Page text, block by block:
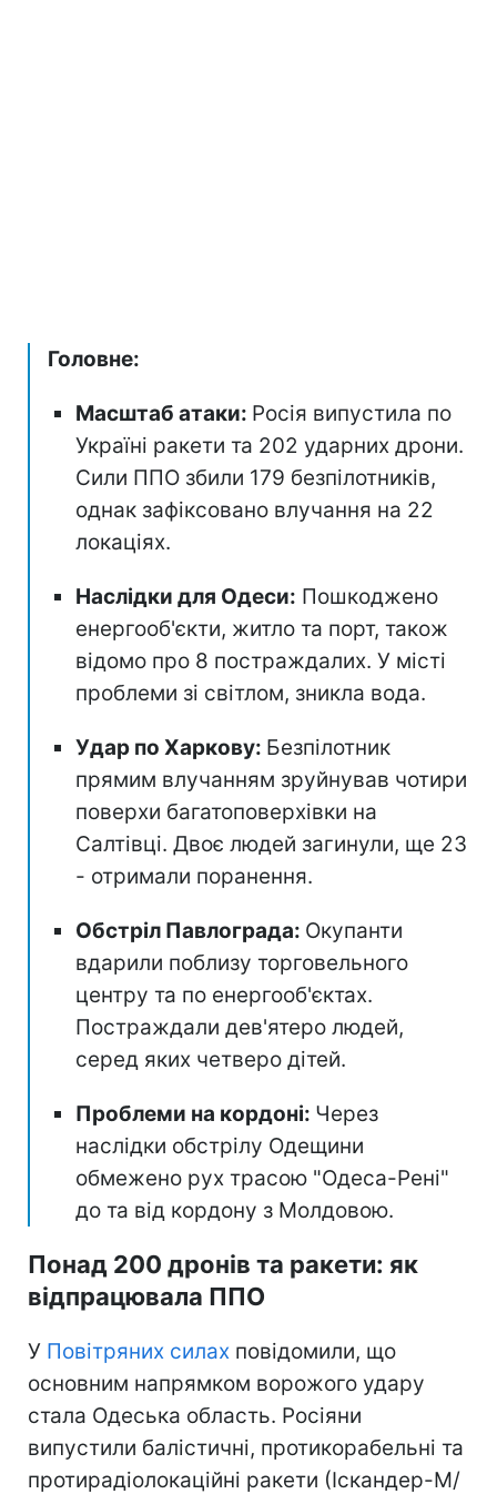
Головне:
Масштаб атаки: Росія випустила по
Україні ракети та 202 ударних дрони.
Сили ППО збили 179 безпілотників,
однак зафіксовано влучання на 22
локаціях.
Наслідки для Одеси: Пошкоджено
енергооб'єкти, житло та порт, також
відомо про 8 постраждалих. У місті
проблеми зі світлом, зникла вода.
Удар по Харкову: Безпілотник
прямим влучанням зруйнував чотири
поверхи багатоповерхівки на
Салтівці. Двоє людей загинули, ще 23
- отримали поранення.
Обстріл Павлограда: Окупанти
вдарили поблизу торговельного
центру та по енергооб'єктах.
Постраждали дев'ятеро людей,
серед яких четверо дітей.
Проблеми на кордоні: Через
наслідки обстрілу Одещини
обмежено рух трасою "Одеса-Рені"
до та від кордону з Молдовою.
Понад 200 дронів та ракети: як
відпрацювала ППО
У Повітряних силах повідомили, що
основним напрямком ворожого удару
стала Одеська область. Росіяни
випустили балістичні, протикорабельні та
протирадіолокаційні ракети (Іскандер-М/